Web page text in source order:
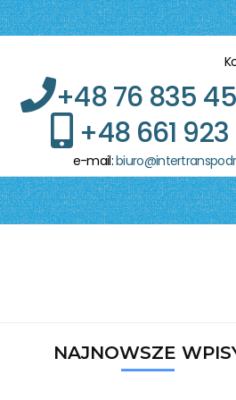
+48 76 835
+48 661 923
e-mail:
NAJNOWSZE